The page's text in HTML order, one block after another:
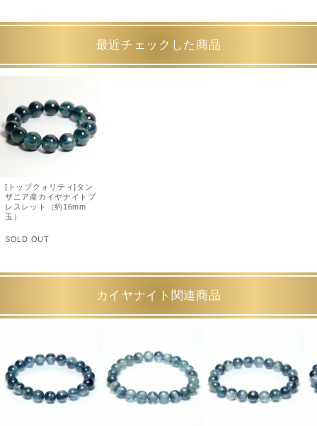
最近チェックした商品
[トップクォリティ]タン
ザニア産カイヤナイトブ
レスレット（約16mm
玉）
SOLD OUT
カイヤナイト関連商品